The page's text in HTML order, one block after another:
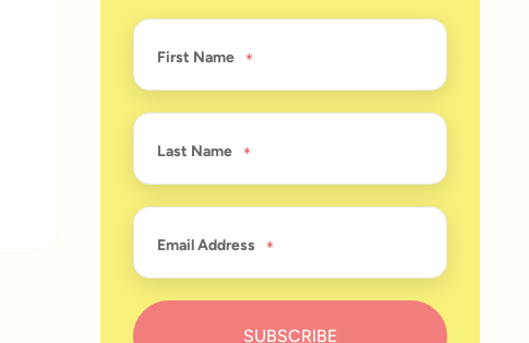
First Name
Last Name
Email Address